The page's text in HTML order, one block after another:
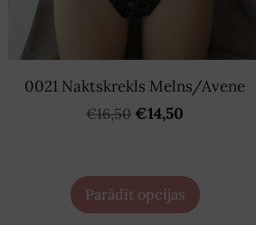
0021 Naktskrekls Melns/Avene
€16,50 €14,50
Parādīt opcijas